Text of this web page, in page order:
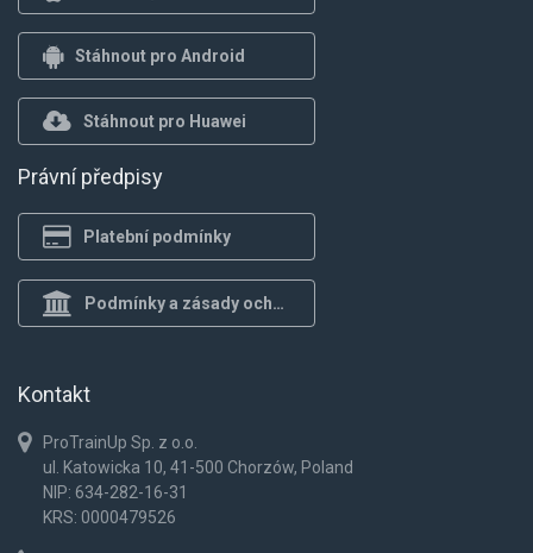
Stáhnout pro Android
Stáhnout pro Huawei
Právní předpisy
Platební podmínky
Podmínky a zásady ochrany osob.
Kontakt
ProTrainUp Sp. z o.o.
ul. Katowicka 10, 41-500 Chorzów, Poland
NIP: 634-282-16-31
KRS: 0000479526